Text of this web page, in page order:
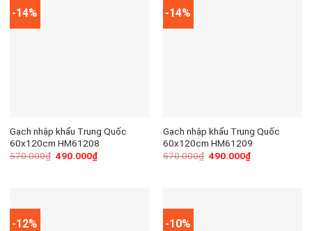
-14%
Gạch nhập khẩu Trung Quốc
60x120cm HM61208
570.000₫ 490.000₫
-14%
Gạch nhập khẩu Trung Quốc
60x120cm HM61209
570.000₫ 490.000₫
-12% -10%